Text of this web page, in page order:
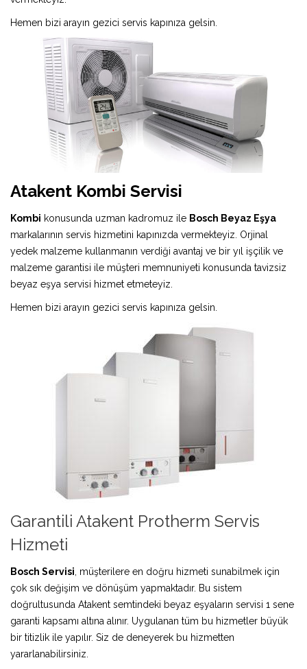
Hemen bizi arayın gezici servis kapınıza gelsin.
Atakent Kombi Servisi
Kombi konusunda uzman kadromuz ile Bosch Beyaz Eşya
markalarının servis hizmetini kapınızda vermekteyiz. Orjinal
yedek malzeme kullanmanın verdiği avantaj ve bir yıl işçilik ve
malzeme garantisi ile müşteri memnuniyeti konusunda tavizsiz
beyaz eşya servisi hizmet etmeteyiz.
Hemen bizi arayın gezici servis kapınıza gelsin.
Garantili Atakent Protherm Servis
Hizmeti
Bosch Servisi , müşterilere en doğru hizmeti sunabilmek için
çok sık değişim ve dönüşüm yapmaktadır. Bu sistem
doğrultusunda Atakent semtindeki beyaz eşyaların servisi 1 sene
garanti kapsamı altına alınır. Uygulanan tüm bu hizmetler büyük
bir titizlik ile yapılır. Siz de deneyerek bu hizmetten
yararlanabilirsiniz.